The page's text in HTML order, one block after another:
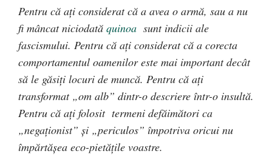
Pentru că aţi considerat că a avea o armă, sau a nu
fi mâncat niciodată quinoa sunt indicii ale
fascismului. Pentru că aţi considerat că a corecta
comportamentul oamenilor este mai important decât
să le găsiţi locuri de muncă. Pentru că aţi
transformat „om alb” dintr-o descriere într-o insultă.
Pentru că aţi folosit termeni defăimători ca
„negaţionist” şi „periculos” împotriva oricui nu
împărtăşea eco-pietăţile voastre.